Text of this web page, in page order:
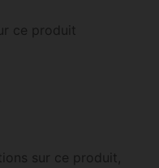
ce produit
sur ce produit,